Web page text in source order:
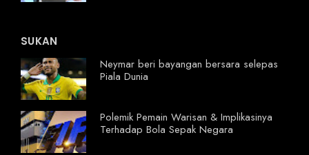
SUKAN
Neymar beri bayangan bersara selepas
Piala Dunia
Polemik Pemain Warisan & Implikasinya
Terhadap Bola Sepak Negara